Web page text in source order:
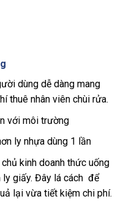
dùng dễ dàng mang
thuê nhân viên chùi rửa.
với môi trường
ly nhựa dùng 1 lần
kinh doanh thức uống
ly giấy. Đây lá cách để
lại vừa tiết kiệm chi phí.